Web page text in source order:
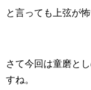
と言っても上弦が
さて今回は童磨と
すね。